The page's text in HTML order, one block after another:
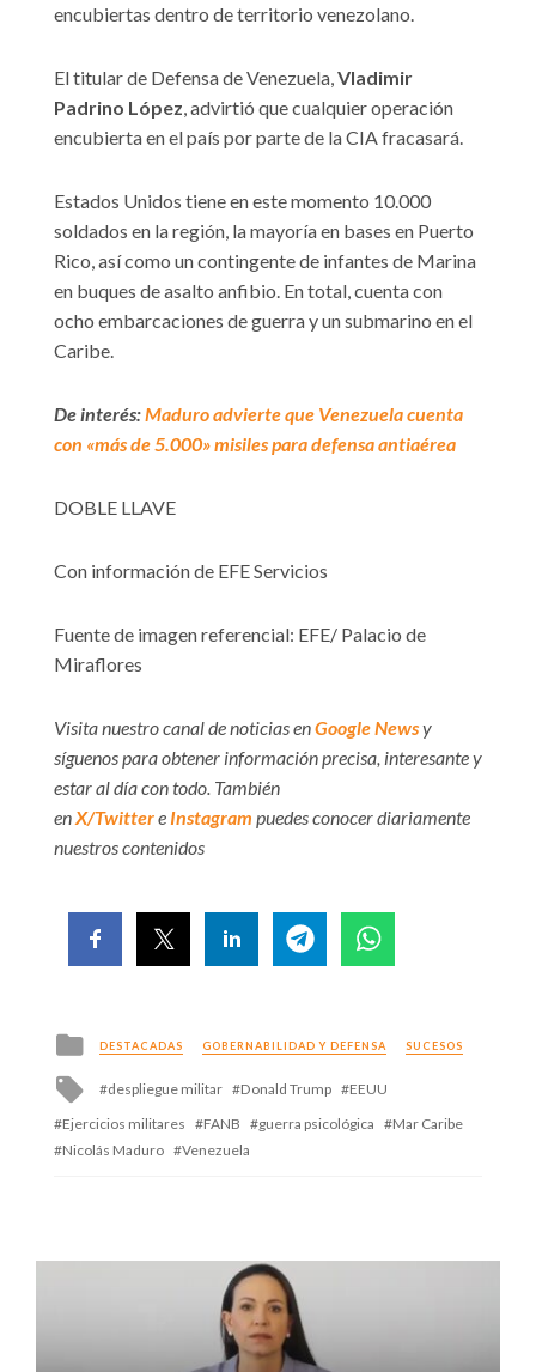
encubiertas dentro de territorio venezolano.
El titular de Defensa de Venezuela, Vladimir
Padrino López , advirtió que cualquier operación
encubierta en el país por parte de la CIA fracasará.
Estados Unidos tiene en este momento 10.000
soldados en la región, la mayoría en bases en Puerto
Rico, así como un contingente de infantes de Marina
en buques de asalto anfibio. En total, cuenta con
ocho embarcaciones de guerra y un submarino en el
Caribe.
De interés:Maduro advierte que Venezuela cuenta
con «más de 5.000» misiles para defensa antiaérea
DOBLE LLAVE
Con información de EFE Servicios
Fuente de imagen referencial: EFE/ Palacio de
Miraflores
Visita nuestro canal de noticias enGoogle Newsy
síguenos para obtener información precisa, interesante y
estar al día con todo. También
en X/Twittere Instagram puedes conocer diariamente
nuestros contenidos
Posted
in
DESTACADAS GOBERNABILIDAD Y DEFENSA SUCESOS
Tagged
with
despliegue militar Donald Trump
EEUU
Ejercicios militares
FANB guerra psicológica
Mar Caribe
Nicolás Maduro
Venezuela